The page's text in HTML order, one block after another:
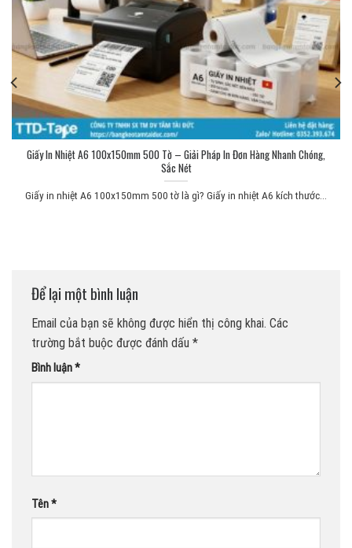
Giấy In Nhiệt A6 100x150mm 500 Tờ – Giải Pháp In Đơn Hàng Nhanh Chóng,
Sắc Nét
Giấy in nhiệt A6 100x150mm 500 tờ là gì? Giấy in nhiệt A6 kích thước...
Để lại một bình luận
Email của bạn sẽ không được hiển thị công khai. Các
trường bắt buộc được đánh dấu *
Bình luận*
Tên*